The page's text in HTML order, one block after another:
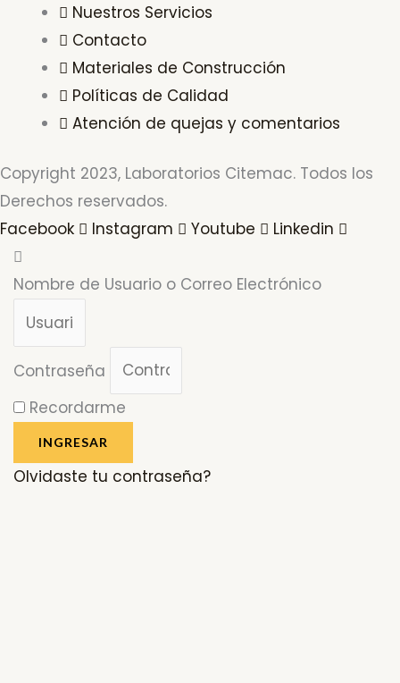
Nuestros Servicios
Contacto
Materiales de Construcción
Políticas de Calidad
Atención de quejas y comentarios
Copyright 2023, Laboratorios Citemac. Todos los
Derechos reservados.
Facebook
Instagram Youtube Linkedin
Nombre de Usuario o Correo Electrónico
Contraseña
Recordarme
INGRESAR
Olvidaste tu contraseña?